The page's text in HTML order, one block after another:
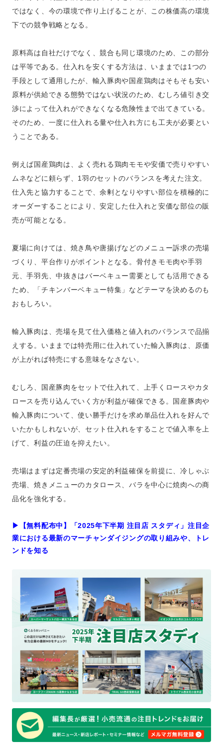
ではなく、今の環境で作り上げることが、この株価高の環境
下での競争戦略となる。
原料高は自社だけでなく、競合も同じ環境のため、この部分
は平等である。仕入れを安くする方法は、いままでは1つの
手段として通用したが、輸入豚肉や国産鶏肉はそもそも安い
原料が供給できる態勢ではない状況のため、むしろ値引き交
渉によって仕入れができなくなる危険性まで出てきている。
そのため、一度に仕入れる量や仕入れ方にも工夫が必要とい
うことである。
例えば国産鶏肉は、よく売れる鶏肉モモや安価で売りやすい
ムネなどに頼らず、1羽のセットのバランスを考えた注文。
仕入先と協力することで、余剰となりやすい部位を積極的に
オーダーすることにより、安定した仕入れと安価な部位の販
売が可能となる。
夏場に向けては、焼き鳥や唐揚げなどのメニュー訴求の売場
づくり、平台作りがポイントとなる。骨付きモモ肉や手羽
元、手羽先、中抜きはバーベキュー需要としても活用できる
ため、「チキンバーベキュー特集」などテーマを決めるのも
おもしろい。
輸入豚肉は、売場を見て仕入価格と値入れのバランスで品揃
えする。いままでは特売用に仕入れていた輸入豚肉は、原価
が上がれば特売にする意味をなさない。
むしろ、国産豚肉をセットで仕入れて、上手くロースやカタ
ロースを売り込んでいく方が利益が確保できる。国産豚肉や
輸入豚肉について、使い勝手だけを求め単品仕入れを好んで
いたかもしれないが、セット仕入れをすることで値入率を上
げて、利益の圧迫を抑えたい。
売場はまずは定番売場の安定的利益確保を前提に、冷しゃぶ
売場、焼きメニューのカタロース、バラを中心に焼肉への商
品化を強化する。
▶︎【無料配布中】「2025年下半期 注目店 スタディ」注目企
業における最新のマーチャンダイジングの取り組みや、トレ
ンドを知る